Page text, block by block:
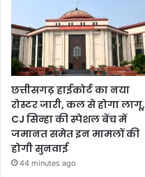
छत्तीसगढ़ हाईकोर्ट का नया
रोस्टर जारी, कल से होगा लागू,
CJ सिन्हा की स्पेशल बेंच में
जमानत समेत इन मामलों की
होगी सुनवाई
44 minutes ago